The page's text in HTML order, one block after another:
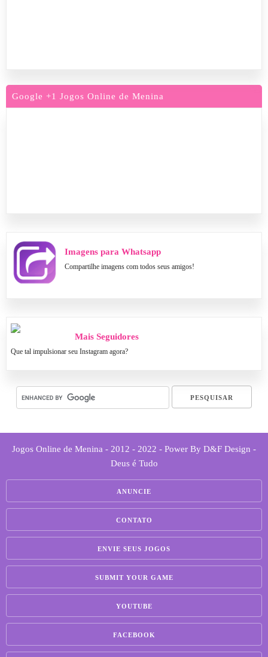
Google +1 Jogos Online de Menina
Imagens para Whatsapp
Compartilhe imagens com todos seus amigos!
Mais Seguidores
Que tal impulsionar seu Instagram agora?
Jogos Online de Menina - 2012 - 2022 - Power By D&F Design -
Deus é Tudo
ANUNCIE
CONTATO
ENVIE SEUS JOGOS
SUBMIT YOUR GAME
YOUTUBE
FACEBOOK